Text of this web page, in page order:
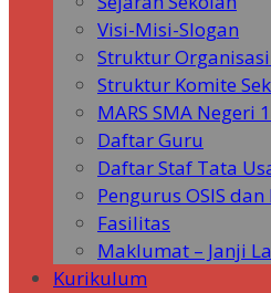
Visi-Misi-Slogan
Struktur
Struktur Komite
MARS SMA Negeri
Daftar Guru
Daftar Staf Tata
Pengurus OSIS dan
Fasilitas
Maklumat – Janji
Kurikulum